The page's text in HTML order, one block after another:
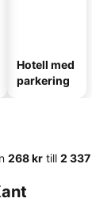
Hotell med
parkering
‎268 kr till ‎2